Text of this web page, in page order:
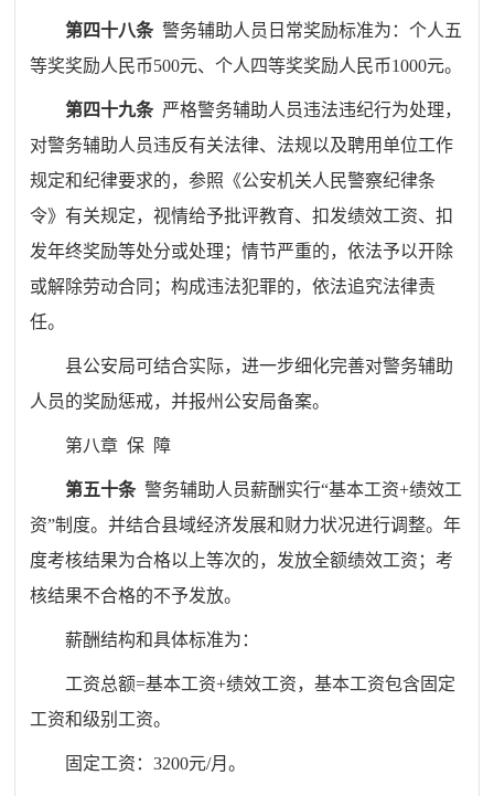
第四十八条 警务辅助人员日常奖励标准为：个人五
等奖奖励人民币500元、个人四等奖奖励人民币1000元。
第四十九条 严格警务辅助人员违法违纪行为处理，
对警务辅助人员违反有关法律、法规以及聘用单位工作
规定和纪律要求的，参照《公安机关人民警察纪律条
令》有关规定，视情给予批评教育、扣发绩效工资、扣
发年终奖励等处分或处理；情节严重的，依法予以开除
或解除劳动合同；构成违法犯罪的，依法追究法律责
任。
县公安局可结合实际，进一步细化完善对警务辅助
人员的奖励惩戒，并报州公安局备案。
第八章 保 障
第五十条 警务辅助人员薪酬实行“基本工资+绩效工
资”制度。并结合县域经济发展和财力状况进行调整。年
度考核结果为合格以上等次的，发放全额绩效工资；考
核结果不合格的不予发放。
薪酬结构和具体标准为：
工资总额=基本工资+绩效工资，基本工资包含固定
工资和级别工资。
固定工资：3200元/月。